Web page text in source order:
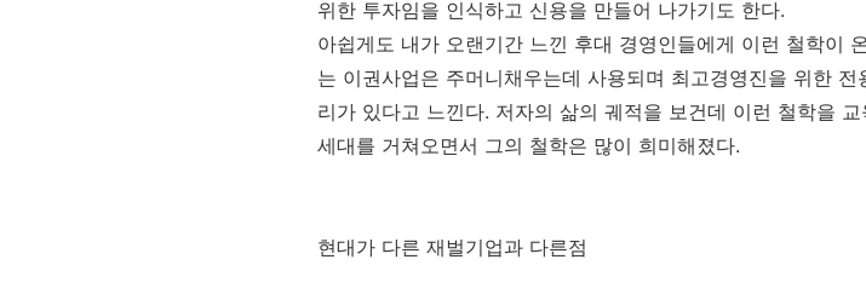
위한 투자임을 인식하고 신용을 만들어 나가기도 한다.
아쉽게도 내가 오랜기간 느낀 후대 경영인들에게 이런 철학이
는 이권사업은 주머니채우는데 사용되며 최고경영진을 위한
리가 있다고 느낀다. 저자의 삶의 궤적을 보건데 이런 철학을
세대를 거쳐오면서 그의 철학은 많이 희미해졌다.
현대가 다른 재벌기업과 다른점